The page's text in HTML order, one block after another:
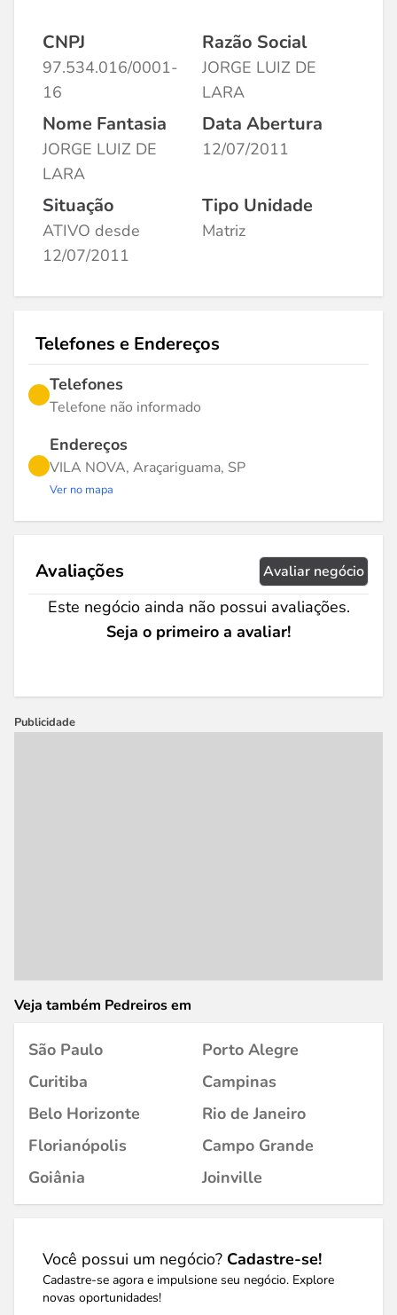
CNPJ
97.534.016/0001-
16
Razão Social
JORGE LUIZ DE
LARA
Nome Fantasia
JORGE LUIZ DE
LARA
Data Abertura
12/07/2011
Situação
ATIVO desde
12/07/2011
Tipo Unidade
Matriz
Telefones e Endereços
Telefones
Telefone não informado
Endereços
VILA NOVA, Araçariguama, SP
Ver no mapa
Avaliações Avaliar negócio
Este negócio ainda não possui avaliações.
Seja o primeiro a avaliar!
Publicidade
Veja também Pedreiros em
São Paulo
Porto Alegre
Curitiba
Campinas
Belo Horizonte
Rio de Janeiro
Florianópolis
Campo Grande
Goiânia
Joinville
Você possui um negócio? Cadastre-se!
Cadastre-se agora e impulsione seu negócio. Explore
novas oportunidades!